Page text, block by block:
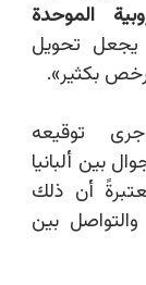
الموحدة
تحويل
بكثير».
توقيعه
بين ألبانيا
أن ذلك
بين